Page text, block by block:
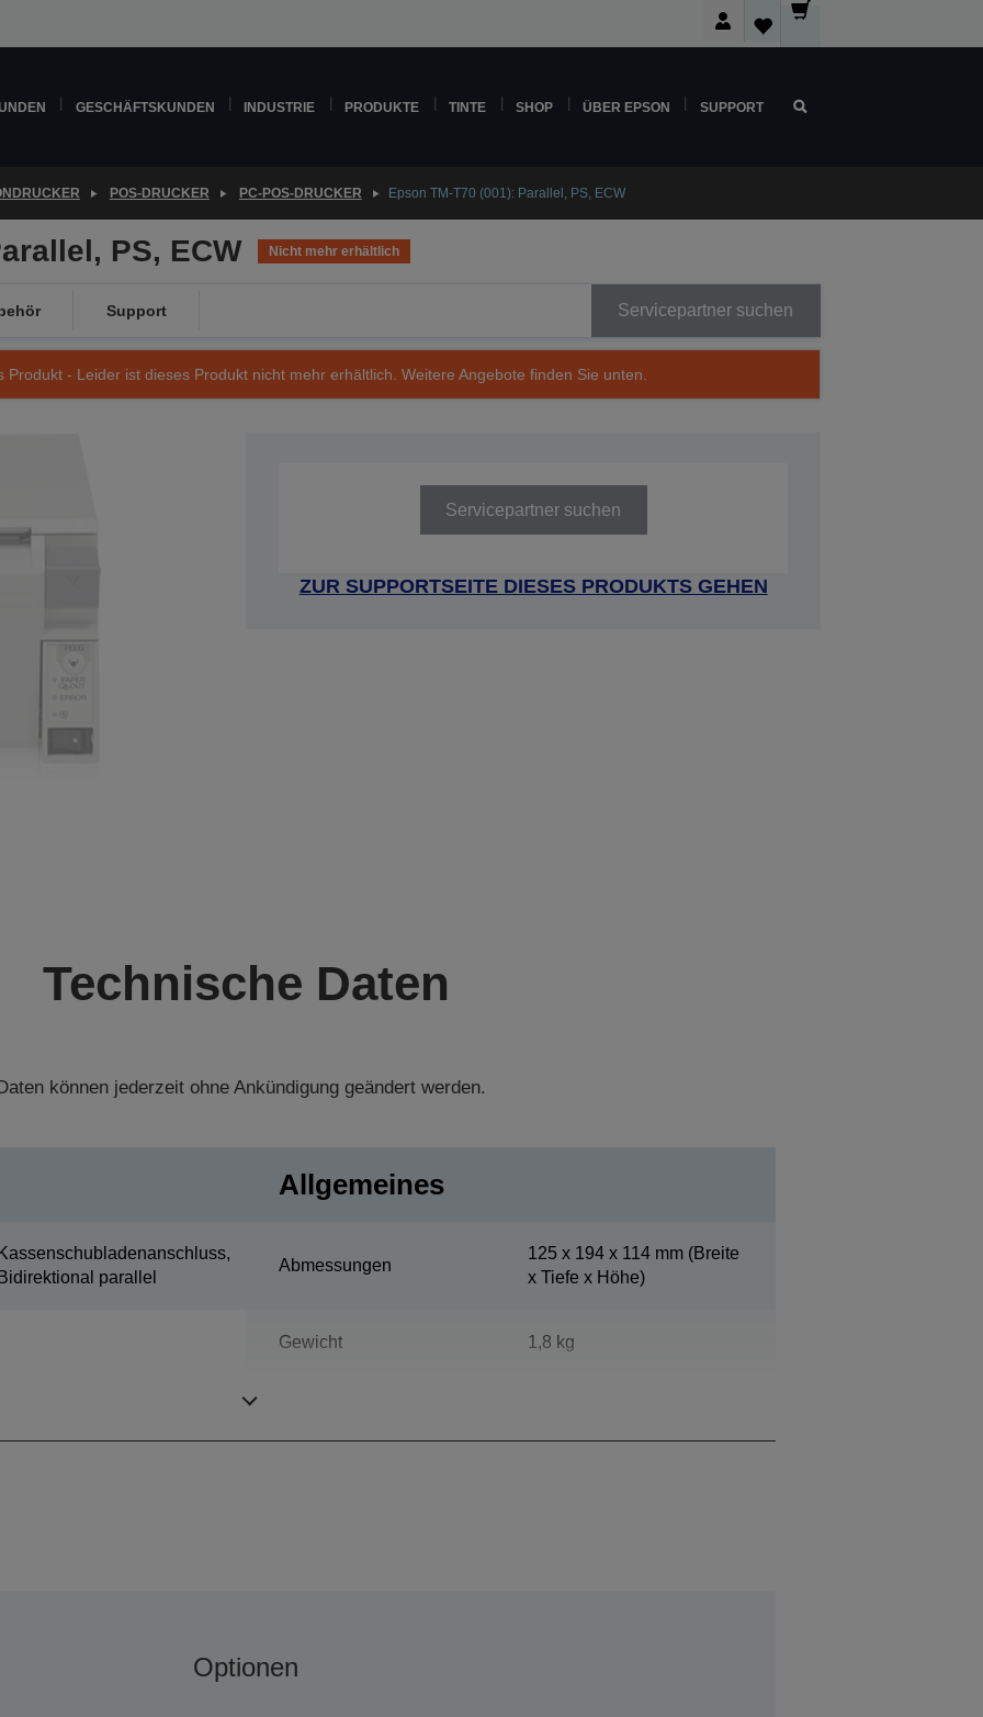
GESCHÄFTSKUNDEN INDUSTRIE PRODUKTE TINTE SHOP ÜBER EPSON SUPPORT
POS-DRUCKER PC-POS-DRUCKER Epson TM-T70 (001): Parallel, PS, ECW
PS, ECW Nicht mehr erhältlich
Support Servicepartner suchen
Produkt - Leider ist dieses Produkt nicht mehr erhältlich. Weitere Angebote finden Sie unten.
Servicepartner suchen
ZUR SUPPORTSEITE DIESES PRODUKTS GEHEN
Technische Daten
können jederzeit ohne Ankündigung geändert werden.
parallel
Allgemeines
Abmessungen
125‎ x 194 x 114 mm (Breite
x Tiefe x Höhe)
Gewicht 1,8 kg
Optionen